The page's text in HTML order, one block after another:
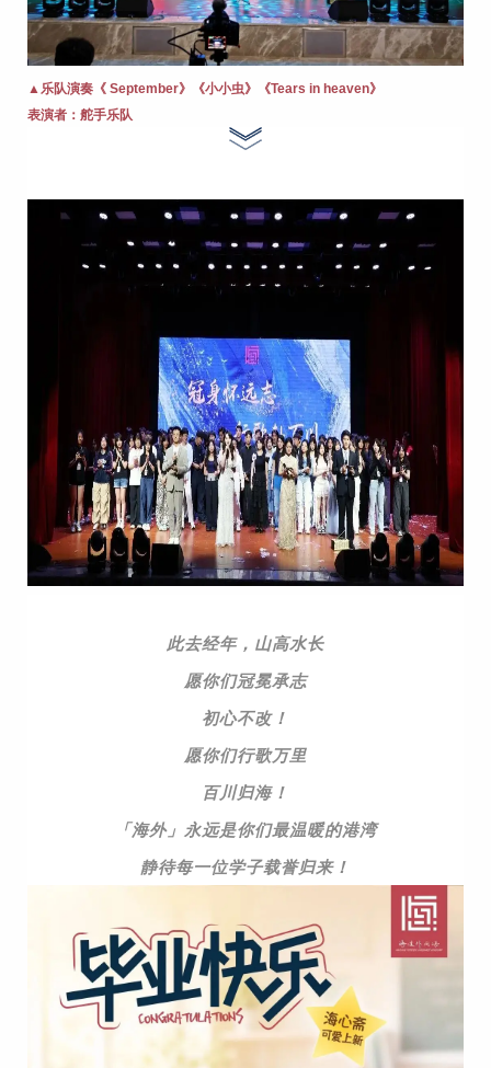
▲乐队演奏《 September》《小小虫》《Tears in heaven》
表演者： 舵手乐队
此去经年，山高水长
愿你们冠冕承志
初心不改！
愿你们行歌万里
百川归海！
「海外」永远是你们最温暖的港湾
静待每一位学子载誉归来！